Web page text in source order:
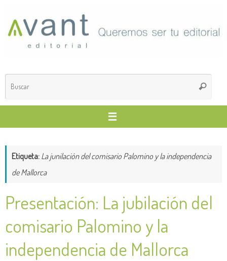
contenido
Buscar
Etiqueta:La junilación del comisario Palomino y la independencia
de Mallorca
Presentación: La jubilación del
comisario Palomino y la
independencia de Mallorca